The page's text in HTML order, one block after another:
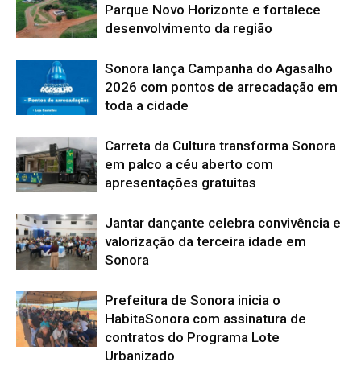
Parque Novo Horizonte e fortalece
desenvolvimento da região
Sonora lança Campanha do Agasalho
2026 com pontos de arrecadação em
toda a cidade
Carreta da Cultura transforma Sonora
em palco a céu aberto com
apresentações gratuitas
Jantar dançante celebra convivência e
valorização da terceira idade em
Sonora
Prefeitura de Sonora inicia o
HabitaSonora com assinatura de
contratos do Programa Lote
Urbanizado